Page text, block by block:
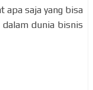
apa saja yang bisa
dunia bisnis